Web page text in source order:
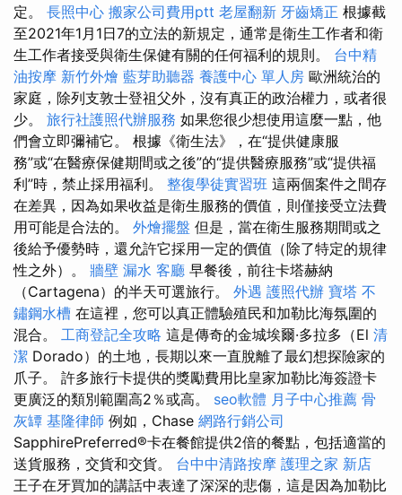
定。 長照中心 搬家公司費用ptt 老屋翻新 牙齒矯正 根據截
至2021年1月1日7的立法的新規定，通常是衛生工作者和衛
生工作者接受與衛生保健有關的任何福利的規則。 台中精
油按摩 新竹外燴 藍芽助聽器 養護中心 單人房 歐洲統治的
家庭，除列支敦士登祖父外，沒有真正的政治權力，或者很
少。 旅行社護照代辦服務 如果您很少想使用這麼一點，他
們會立即彌補它。 根據《衛生法》，在“提供健康服
務”或“在醫療保健期間或之後”的“提供醫療服務”或“提供福
利”時，禁止採用福利。 整復學徒實習班 這兩個案件之間存
在差異，因為如果收益是衛生服務的價值，則僅接受立法費
用可能是合法的。 外燴擺盤 但是，當在衛生服務期間或之
後給予優勢時，還允許它採用一定的價值（除了特定的規律
性之外）。 牆壁 漏水 客廳 早餐後，前往卡塔赫納
（Cartagena）的半天可選旅行。 外遇 護照代辦 寶塔 不
鏽鋼水槽 在這裡，您可以真正體驗殖民和加勒比海氛圍的
混合。 工商登記全攻略 這是傳奇的金城埃爾·多拉多（El 清
潔 Dorado）的土地，長期以來一直脫離了最幻想探險家的
爪子。 許多旅行卡提供的獎勵費用比皇家加勒比海簽證卡
更廣泛的類別範圍高2％或高。 seo軟體 月子中心推薦 骨
灰罈 基隆律師 例如，Chase 網路行銷公司
SapphirePreferred®卡在餐館提供2倍的餐點，包括適當的
送貨服務，交貨和交貨。 台中中清路按摩 護理之家 新店
王子在牙買加的講話中表達了深深的悲傷，這是因為加勒比